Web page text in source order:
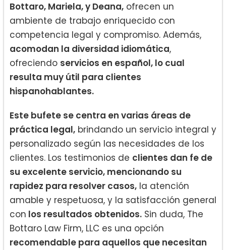
Bottaro, Mariela, y Deana, ofrecen un
ambiente de trabajo enriquecido con
competencia legal y compromiso. Además,
acomodan la diversidad idiomática,
ofreciendo servicios en español, lo cual
resulta muy útil para clientes
hispanohablantes.
Este bufete se centra en varias áreas de
práctica legal, brindando un servicio integral y
personalizado según las necesidades de los
clientes. Los testimonios de clientes dan fe de
su excelente servicio, mencionando su
rapidez para resolver casos, la atención
amable y respetuosa, y la satisfacción general
con los resultados obtenidos. Sin duda, The
Bottaro Law Firm, LLC es una opción
recomendable para aquellos que necesitan